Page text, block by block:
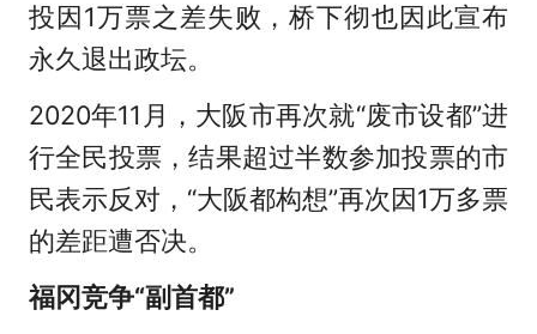
投因1万票之差失败，桥下彻也因此宣布
永久退出政坛。
2020年11月，大阪市再次就“废市设都”进
行全民投票，结果超过半数参加投票的市
民表示反对，“大阪都构想”再次因1万多票
的差距遭否决。
福冈竞争“副首都”